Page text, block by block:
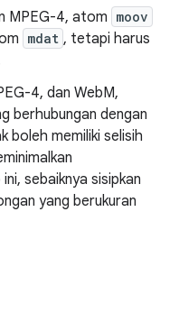
MPEG-4, atom moov
mdat , tetapi harus
4, dan WebM,
berhubungan dengan
boleh memiliki selisih
sebaiknya sisipkan
yang berukuran